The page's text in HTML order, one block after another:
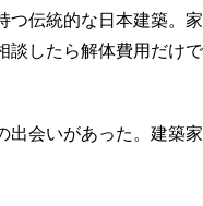
つ伝統的な日本建築。
談したら解体費用だけ
会いがあった。建築